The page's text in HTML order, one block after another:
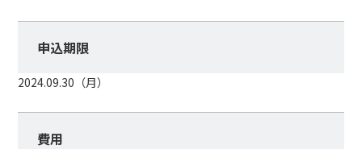
申込期限
2024.09.30（月）
費用